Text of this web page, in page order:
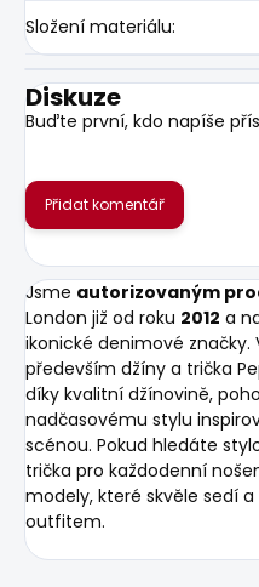
Složení materiálu:
Diskuze
Buďte první, kdo napíše
Přidat komentář
Jsme autorizovaným
London již od roku 2012 a
ikonické denimové
především džíny a trička
díky kvalitní džínovině,
nadčasovému stylu
scénou. Pokud hledáte
trička pro každodenní
modely, které skvěle sedí
outfitem.